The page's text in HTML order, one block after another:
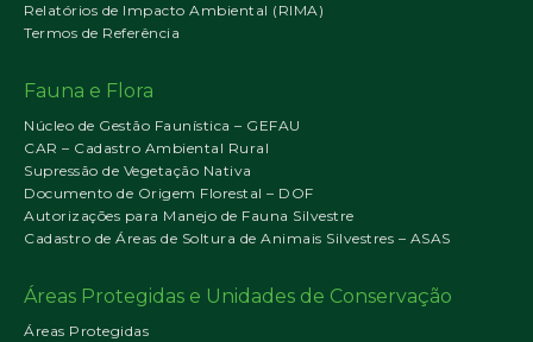
Relatórios de Impacto Ambiental (RIMA)
Termos de Referência
Fauna e Flora
Núcleo de Gestão Faunística – GEFAU
CAR – Cadastro Ambiental Rural
Supressão de Vegetação Nativa
Documento de Origem Florestal – DOF
Autorizações para Manejo de Fauna Silvestre
Cadastro de Áreas de Soltura de Animais Silvestres – ASAS
Áreas Protegidas e Unidades de Conservação
Áreas Protegidas